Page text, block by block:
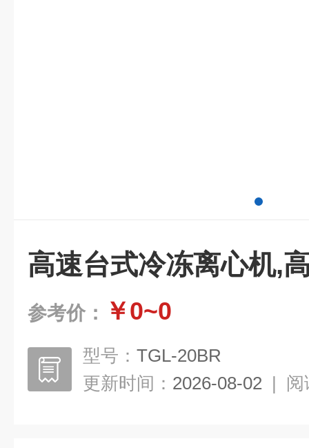
高速台式冷冻离心机,
参考价： ￥0~0
型号： TGL-20BR
更新时间： 2026-08-02 | 阅